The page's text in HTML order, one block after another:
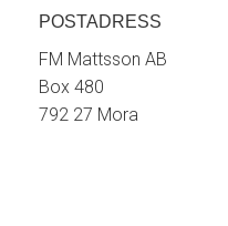
POSTADRESS
FM Mattsson AB
Box 480
792 27 Mora